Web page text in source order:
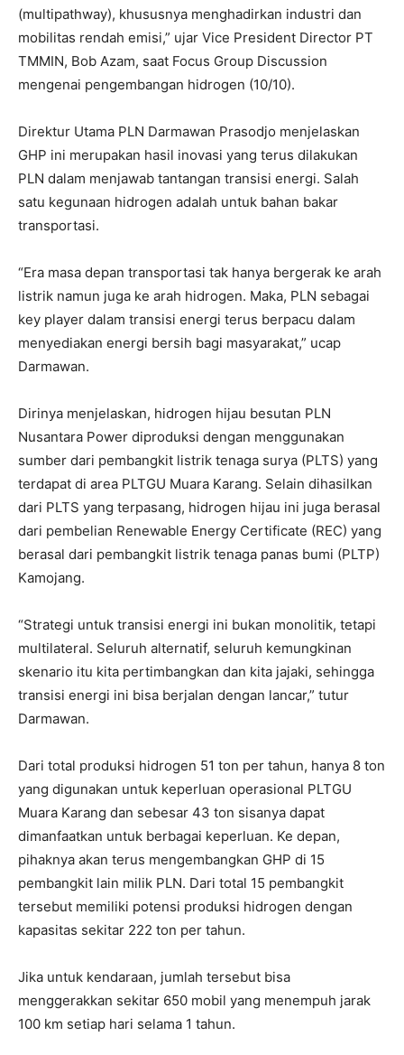
(multipathway), khususnya menghadirkan industri dan
mobilitas rendah emisi,” ujar Vice President Director PT
TMMIN, Bob Azam, saat Focus Group Discussion
mengenai pengembangan hidrogen (10/10).
Direktur Utama PLN Darmawan Prasodjo menjelaskan
GHP ini merupakan hasil inovasi yang terus dilakukan
PLN dalam menjawab tantangan transisi energi. Salah
satu kegunaan hidrogen adalah untuk bahan bakar
transportasi.
“Era masa depan transportasi tak hanya bergerak ke arah
listrik namun juga ke arah hidrogen. Maka, PLN sebagai
key player dalam transisi energi terus berpacu dalam
menyediakan energi bersih bagi masyarakat,” ucap
Darmawan.
Dirinya menjelaskan, hidrogen hijau besutan PLN
Nusantara Power diproduksi dengan menggunakan
sumber dari pembangkit listrik tenaga surya (PLTS) yang
terdapat di area PLTGU Muara Karang. Selain dihasilkan
dari PLTS yang terpasang, hidrogen hijau ini juga berasal
dari pembelian Renewable Energy Certificate (REC) yang
berasal dari pembangkit listrik tenaga panas bumi (PLTP)
Kamojang.
“Strategi untuk transisi energi ini bukan monolitik, tetapi
multilateral. Seluruh alternatif, seluruh kemungkinan
skenario itu kita pertimbangkan dan kita jajaki, sehingga
transisi energi ini bisa berjalan dengan lancar,” tutur
Darmawan.
Dari total produksi hidrogen 51 ton per tahun, hanya 8 ton
yang digunakan untuk keperluan operasional PLTGU
Muara Karang dan sebesar 43 ton sisanya dapat
dimanfaatkan untuk berbagai keperluan. Ke depan,
pihaknya akan terus mengembangkan GHP di 15
pembangkit lain milik PLN. Dari total 15 pembangkit
tersebut memiliki potensi produksi hidrogen dengan
kapasitas sekitar 222 ton per tahun.
Jika untuk kendaraan, jumlah tersebut bisa
menggerakkan sekitar 650 mobil yang menempuh jarak
100 km setiap hari selama 1 tahun.